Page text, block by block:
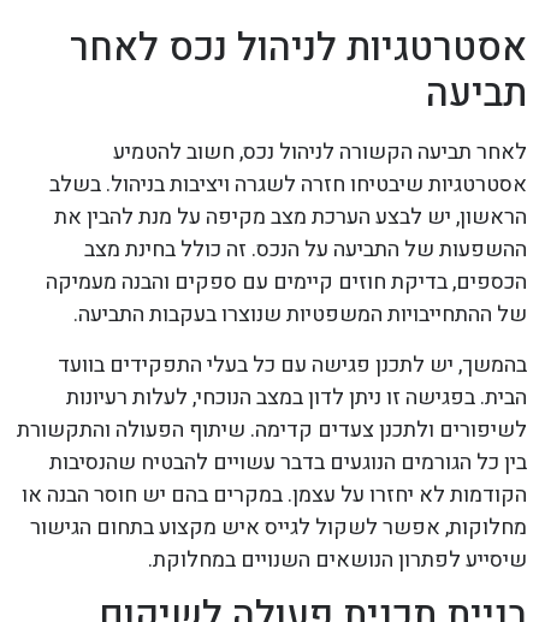
אסטרטגיות לניהול נכס לאחר
תביעה
לאחר תביעה הקשורה לניהול נכס, חשוב להטמיע
אסטרטגיות שיבטיחו חזרה לשגרה ויציבות בניהול. בשלב
הראשון, יש לבצע הערכת מצב מקיפה על מנת להבין את
ההשפעות של התביעה על הנכס. זה כולל בחינת מצב
הכספים, בדיקת חוזים קיימים עם ספקים והבנה מעמיקה
של ההתחייבויות המשפטיות שנוצרו בעקבות התביעה.
בהמשך, יש לתכנן פגישה עם כל בעלי התפקידים בוועד
הבית. בפגישה זו ניתן לדון במצב הנוכחי, לעלות רעיונות
לשיפורים ולתכנן צעדים קדימה. שיתוף הפעולה והתקשורת
בין כל הגורמים הנוגעים בדבר עשויים להבטיח שהנסיבות
הקודמות לא יחזרו על עצמן. במקרים בהם יש חוסר הבנה או
מחלוקות, אפשר לשקול לגייס איש מקצוע בתחום הגישור
שיסייע לפתרון הנושאים השנויים במחלוקת.